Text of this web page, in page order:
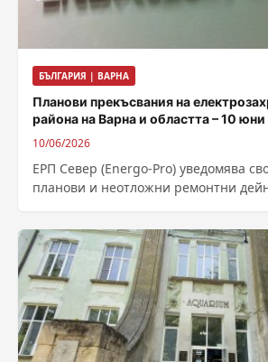
БЪЛГАРИЯ | ВАРНА
Планови прекъсвания на
района на Варна и областта – 10 юни
10/06/2026
ЕРП Север (Energo-Pro) уведомява
планови и неотложни ремонтни
10...